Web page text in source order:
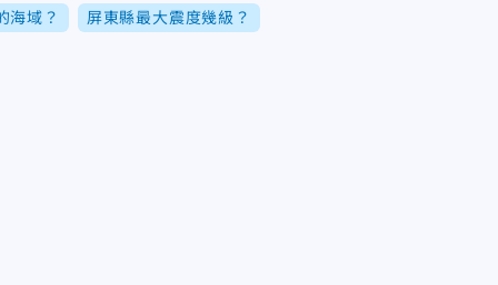
海域？ 屏東縣最大震度幾級？